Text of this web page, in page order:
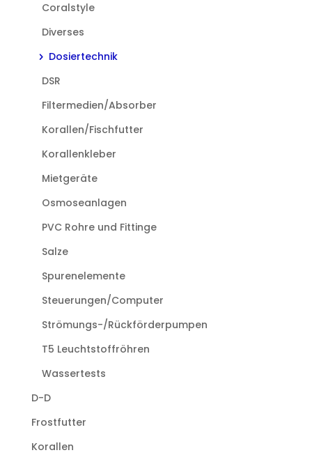
Coralstyle
Diverses
Dosiertechnik
DSR
Filtermedien/Absorber
Korallen/Fischfutter
Korallenkleber
Mietgeräte
Osmoseanlagen
PVC Rohre und Fittinge
Salze
Spurenelemente
Steuerungen/Computer
Strömungs-/Rückförderpumpen
T5 Leuchtstoffröhren
Wassertests
D-D
Frostfutter
Korallen